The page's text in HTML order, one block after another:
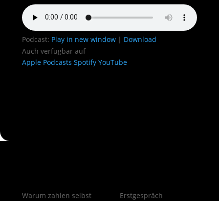
Podcast: Play in new window| Download
Auch verfügbar auf
Apple Podcasts Spotify YouTube
Warum zahlen selbst
Erstgespräch